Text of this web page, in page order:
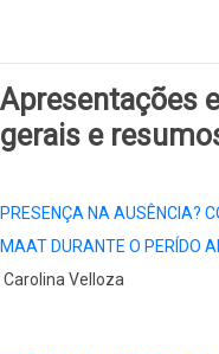
​​​​​​​Apresentações
gerais e
PRESENÇA NA AUSÊNCIA?
MAAT DURANTE O PERÍDO
Carolina Velloza